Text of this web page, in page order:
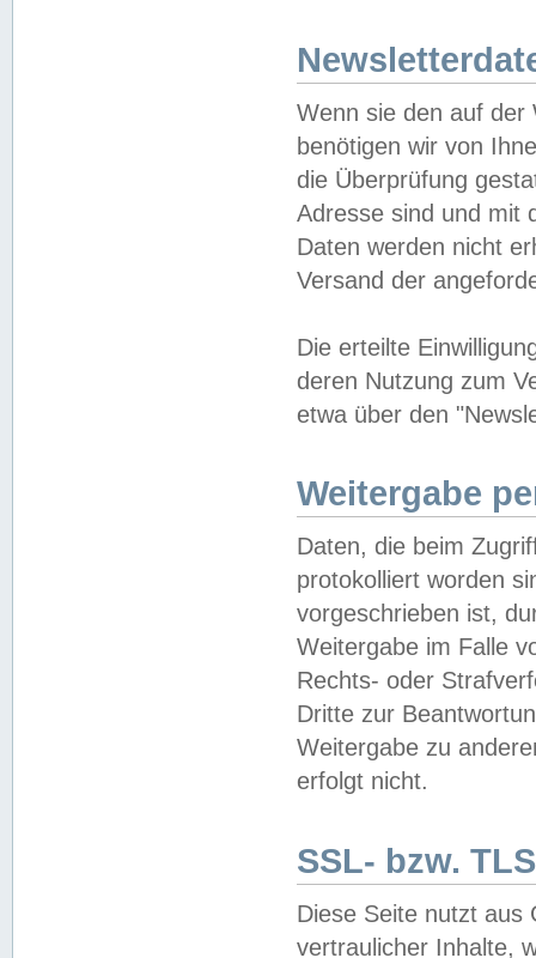
Wenn sie den auf der
benötigen wir von
die Überprüfung
Adresse sind und mit
Daten werden nicht
Versand der
Die erteilte
deren Nutzung zum
etwa über den
Weitergabe
Daten, die beim
protokolliert worden
vorgeschrieben ist,
Weitergabe im Falle
Rechts- oder
Dritte zur
Weitergabe zu
erfolgt nicht.
SSL- bzw.
Diese Seite nutzt aus
vertraulicher Inhalte,